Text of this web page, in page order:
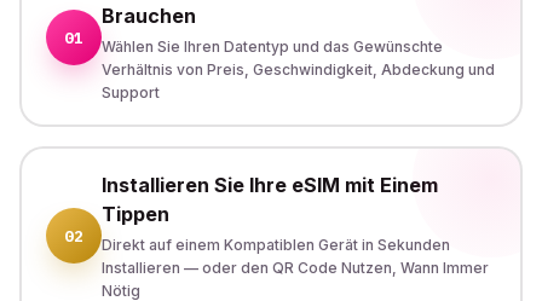
01
Brauchen
Wählen Sie Ihren Datentyp und das Gewünschte
Verhältnis von Preis, Geschwindigkeit, Abdeckung und
Support
02
Installieren Sie Ihre eSIM mit Einem
Tippen
Direkt auf einem Kompatiblen Gerät in Sekunden
Installieren — oder den QR Code Nutzen, Wann Immer
Nötig